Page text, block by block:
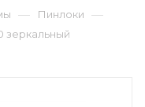
— Пинлоки —
зеркальный